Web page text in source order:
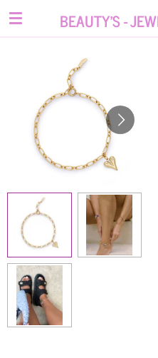
Ga
hoofdinhoud
BEAUTY'S -